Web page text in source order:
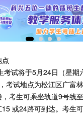
考试将于5月24日（星期
考试地点为松江区广富
考生可乘坐轨道9号线
或24路可到达。考生